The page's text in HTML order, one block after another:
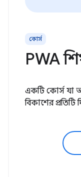
কোর্স
PWA
একটি কোর্স যা
বিকাশের